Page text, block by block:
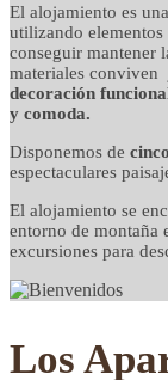
El alojamiento es
utilizando
conseguir mantener
materiales conviven
decoración
y comoda.
Disponemos de
espectaculares
El alojamiento se
entorno de montaña
excursiones para
Los